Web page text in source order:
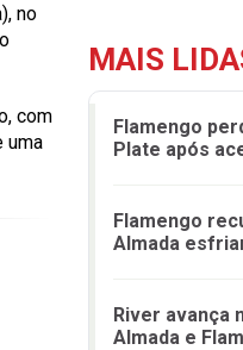
no
com
uma
MAIS
Flamengo
Plate após
Flamengo
Almada
River avança
Almada e